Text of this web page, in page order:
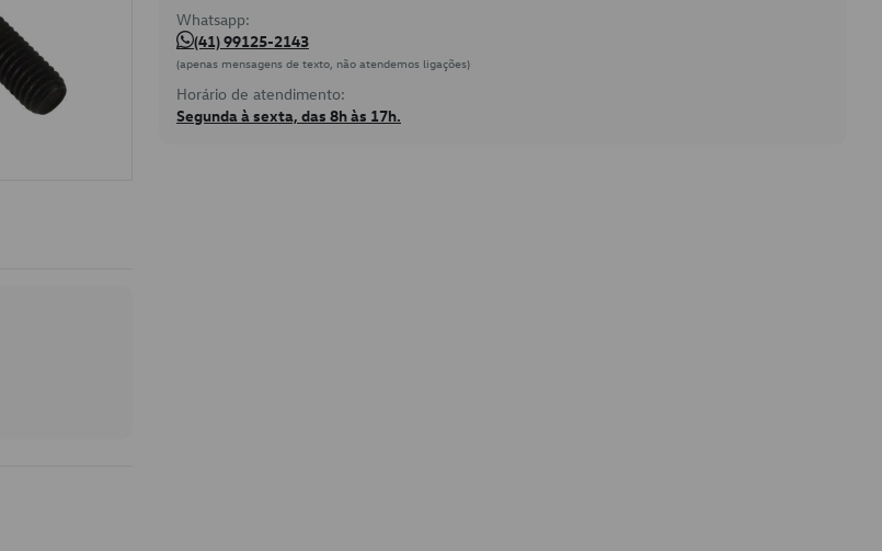
Whatsapp:
(41) 99125-2143
(apenas mensagens de texto, não atendemos ligações)
Horário de atendimento:
Segunda à sexta, das 8h às 17h.